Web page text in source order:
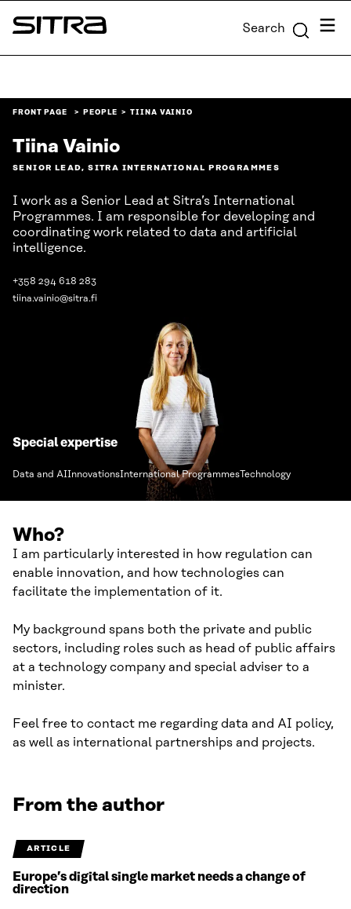
Skip to
content
Sitra Search Menu
FRONT PAGE PEOPLE TIINA VAINIO
Tiina Vainio
SENIOR LEAD, SITRA INTERNATIONAL PROGRAMMES
I work as a Senior Lead at Sitra’s International
Programmes. I am responsible for developing and
coordinating work related to data and artificial
intelligence.
+358 294 618 283
tiina.vainio@sitra.fi
Special expertise
Data and AIInnovationsInternational ProgrammesTechnology
Who?
I am particularly interested in how regulation can
enable innovation, and how technologies can
facilitate the implementation of it.
My background spans both the private and public
sectors, including roles such as head of public affairs
at a technology company and special adviser to a
minister.
Feel free to contact me regarding data and AI policy,
as well as international partnerships and projects.
From the author
ARTICLE
Europe’s digital single market needs a change of
direction